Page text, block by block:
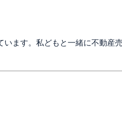
ます。私どもと一緒に不動産